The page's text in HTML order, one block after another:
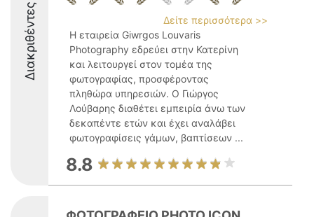
Διακριθέντες
Δείτε περισσότερα >>
Η εταιρεία Giwrgos Louvaris
Photography εδρεύει στην Κατερίνη
και λειτουργεί στον τομέα της
φωτογραφίας, προσφέροντας
πληθώρα υπηρεσιών. Ο Γιώργος
Λούβαρης διαθέτει εμπειρία άνω των
δεκαπέντε ετών και έχει αναλάβει
φωτογραφίσεις γάμων, βαπτίσεων ...
8.8